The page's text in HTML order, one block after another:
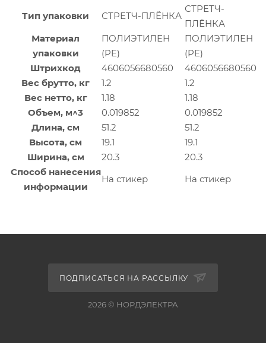
Тип упаковки СТРЕТЧ-ПЛЁНКА
СТРЕТЧ-
ПЛЁНКА
Материал
упаковки
ПОЛИЭТИЛЕН
(PE)
ПОЛИЭТИЛЕН
(PE)
Штрихкод
4606056680560
4606056680560
Вес брутто, кг
1.2
1.2
Вес нетто, кг
1.18
1.18
Объем, м^3
0.019852
0.019852
Длина, см
51.2
51.2
Высота, см
19.1
19.1
Ширина, см
20.3
20.3
Способ нанесения
информации
На стикер На стикер
ПОДПИСАТЬСЯ НА РАССЫЛКУ
2026 © НОРДЭЛЕКТРА